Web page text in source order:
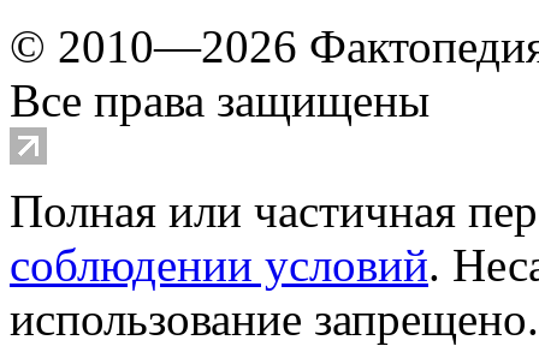
© 2010—2026
Все права защищены
Полная или частичная
соблюдении условий.
использование